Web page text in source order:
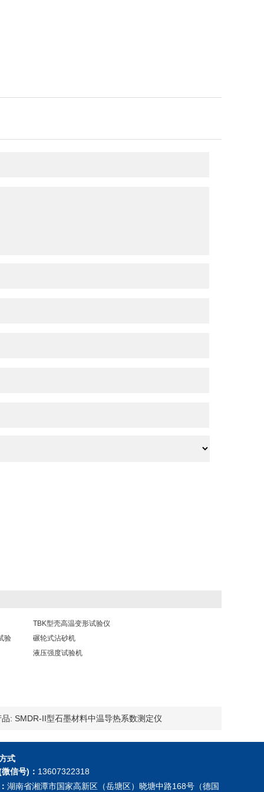
TBK型壳高温变形试验仪
验
碾轮式沾砂机
液压强度试验机
: SMDR-II型石墨材料中温导热系数测定仪
式
信号)： 13607322318
湖南省湘潭市国家高新区（岳塘区）晓塘中路168号（德国